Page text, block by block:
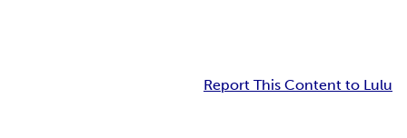
Report This Content to Lulu